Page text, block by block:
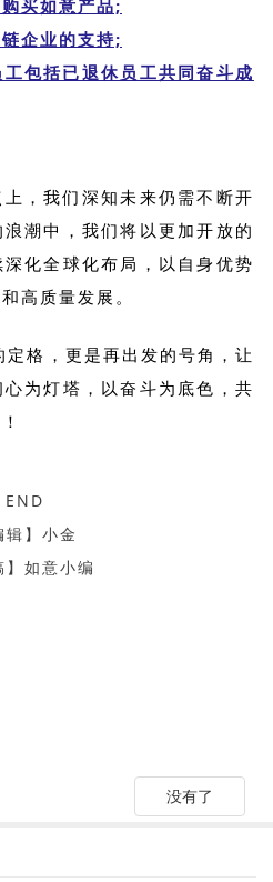
买如意产品;
企业的支持;
包括已退休员工共同奋斗成
，我们深知未来仍需不断开
潮中，我们将以更加开放的
化全球化布局，以自身优势
高质量发展。
格，更是再出发的号角，让
为灯塔，以奋斗为底色，共
END
辑】小金
】如意小编
没有了